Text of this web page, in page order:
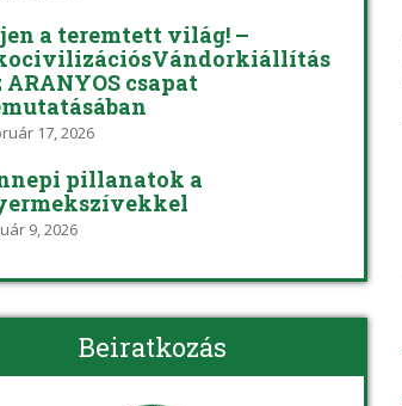
a teremtett világ! –
ARANYOS csapat
17, 2026
pillanatok a
9, 2026
Beiratkozás